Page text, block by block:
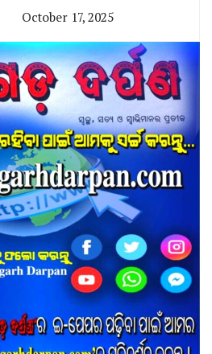
October 17, 2025